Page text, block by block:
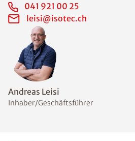
Andreas Leisi
Inhaber/Geschäftsführer
041 921 00 25
leisi@isotec.ch